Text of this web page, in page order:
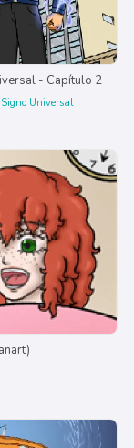
- Capítulo 2
Universal